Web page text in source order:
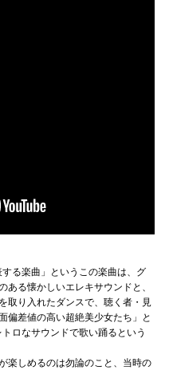
する楽曲」というこの楽曲は、グ
ある懐かしいエレキサウンドと、
取り入れたダンスで、聴く者・見
偏差値の高い超絶美少女たち」と
ロなサウンドで歌い踊るという
楽しめるのは勿論のこと、当時の